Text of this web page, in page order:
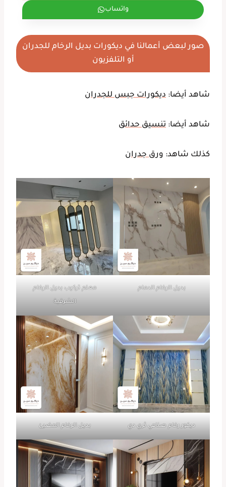
واتساب
صور لبعض أعمالنا في ديكورات بديل الرخام للجدران
أو التلفزيون
شاهد أيضا: ديكورات جبس للجدران
شاهد أيضا: تنسيق حدائق
كذلك شاهد: ورق جدران
بديل الرخام الدمام معلم تركيب بديل الرخام
الشرقية
ديكور رخام صناعي ثري دي بديل الرخام المضيئ